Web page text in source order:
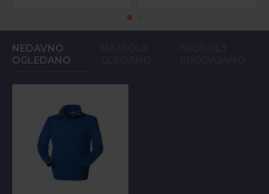
NEDAVNO
OGLEDANO